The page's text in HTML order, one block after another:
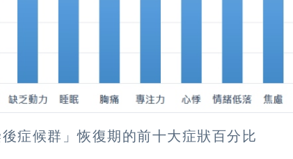
症候群」恢復期的前十大症狀百分比